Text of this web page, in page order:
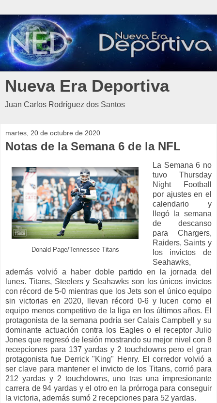
Nueva Era Deportiva
Juan Carlos Rodríguez dos Santos
martes, 20 de octubre de 2020
Notas de la Semana 6 de la NFL
Donald Page/Tennessee Titans
La Semana 6 no
tuvo Thursday
Night Football
por ajustes en el
calendario y
llegó la semana
de descanso
para Chargers,
Raiders, Saints y
los invictos de
Seahawks,
además volvió a haber doble partido en la jornada del
lunes. Titans, Steelers y Seahawks son los únicos invictos
con récord de 5-0 mientras que los Jets son el único equipo
sin victorias en 2020, llevan récord 0-6 y lucen como el
equipo menos competitivo de la liga en los últimos años. El
protagonista de la semana podría ser Calais Campbell y su
dominante actuación contra los Eagles o el receptor Julio
Jones que regresó de lesión mostrando su mejor nivel con 8
recepciones para 137 yardas y 2 touchdowns pero el gran
protagonista fue Derrick "King" Henry. El corredor volvió a
ser clave para mantener el invicto de los Titans, corrió para
212 yardas y 2 touchdowns, uno tras una impresionante
carrera de 94 yardas y el otro en la prórroga para conseguir
la victoria, además sumó 2 recepciones para 52 yardas.